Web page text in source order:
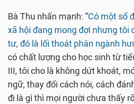
Bà Thu nhấn mạnh: “Có một số
xã hội đang mong đợi nhưng tôi
tư, đó là lối thoát phân ngành
có chất lượng cho học sinh từ
III, tôi cho là không dứt khoát,
ngữ, thay đổi cách nói, cách
đi là gì thì mọi người chưa thấy